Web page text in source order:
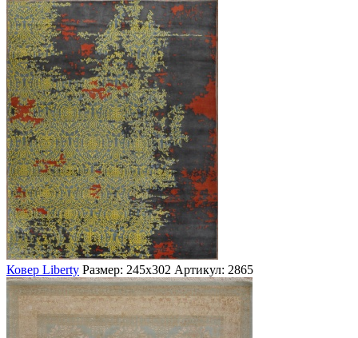
Ковер Liberty Размер: 245х302 Артикул: 2865